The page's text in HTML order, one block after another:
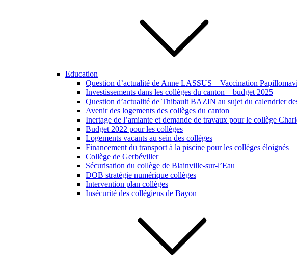
Education
Question d’actualité de Anne LASSUS – Vaccination
Investissements dans les collèges du canton – budget 2025
Question d’actualité de Thibault BAZIN au sujet du calendrier
Avenir des logements des collèges du canton
Inertage de l’amiante et demande de travaux pour le collège
Budget 2022 pour les collèges
Logements vacants au sein des collèges
Financement du transport à la piscine pour les collèges éloignés
Collège de Gerbéviller
Sécurisation du collège de Blainville-sur-l’Eau
DOB stratégie numérique collèges
Intervention plan collèges
Insécurité des collégiens de Bayon